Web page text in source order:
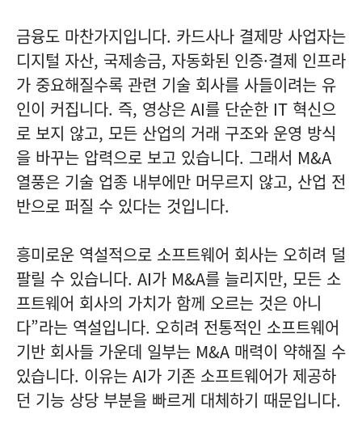
금융도 마찬가지입니다. 카드사나 결제망 사업자는
디지털 자산, 국제송금, 자동화된 인증·결제 인프라
가 중요해질수록 관련 기술 회사를 사들이려는 유
인이 커집니다. 즉, 영상은 AI를 단순한 IT 혁신으
로 보지 않고, 모든 산업의 거래 구조와 운영 방식
을 바꾸는 압력으로 보고 있습니다. 그래서 M&A
열풍은 기술 업종 내부에만 머무르지 않고, 산업 전
반으로 퍼질 수 있다는 것입니다.
흥미로운 역설적으로 소프트웨어 회사는 오히려 덜
팔릴 수 있습니다. AI가 M&A를 늘리지만, 모든 소
프트웨어 회사의 가치가 함께 오르는 것은 아니
다”라는 역설입니다. 오히려 전통적인 소프트웨어
기반 회사들 가운데 일부는 M&A 매력이 약해질 수
있습니다. 이유는 AI가 기존 소프트웨어가 제공하
던 기능 상당 부분을 빠르게 대체하기 때문입니다.